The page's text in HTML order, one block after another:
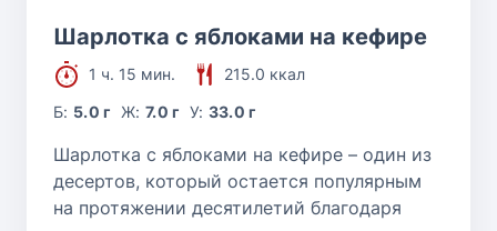
Шарлотка с яблоками на кефире
1 ч. 15 мин.
215.0 ккал
Б: 5.0 г Ж: 7.0 г У: 33.0 г
Шарлотка с яблоками на кефире – один из
десертов, который остается популярным
на протяжении десятилетий благодаря